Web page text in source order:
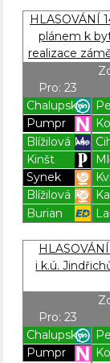
HLASOVÁNÍ
plánem k
realizace
Pro: 23
Chalupský
Pumpr
Blížilová M.
Kinšt
Synek
Blížilová P.
Burian
i k.ú.
Pro: 23
Chalupský
Pumpr